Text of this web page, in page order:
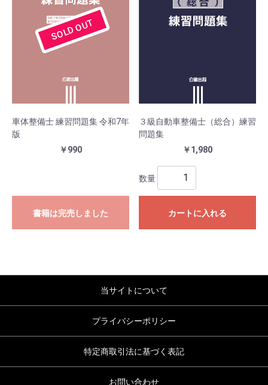
SOLD OUT
車体整備士 練習問題集 令和7年
版
￥990
書籍は完売しました
３級自動車整備士（総合）練習
問題集
￥1,980
数量
カートに入れる
当サイトについて
プライバシーポリシー
特定商取引法に基づく表記
お問い合わせ